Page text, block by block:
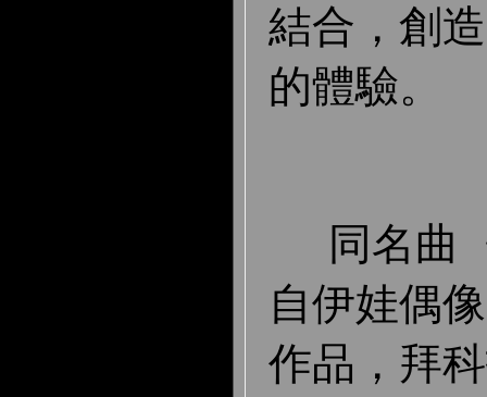
結合，創
的體驗。
同名曲
自伊娃偶
作品，拜